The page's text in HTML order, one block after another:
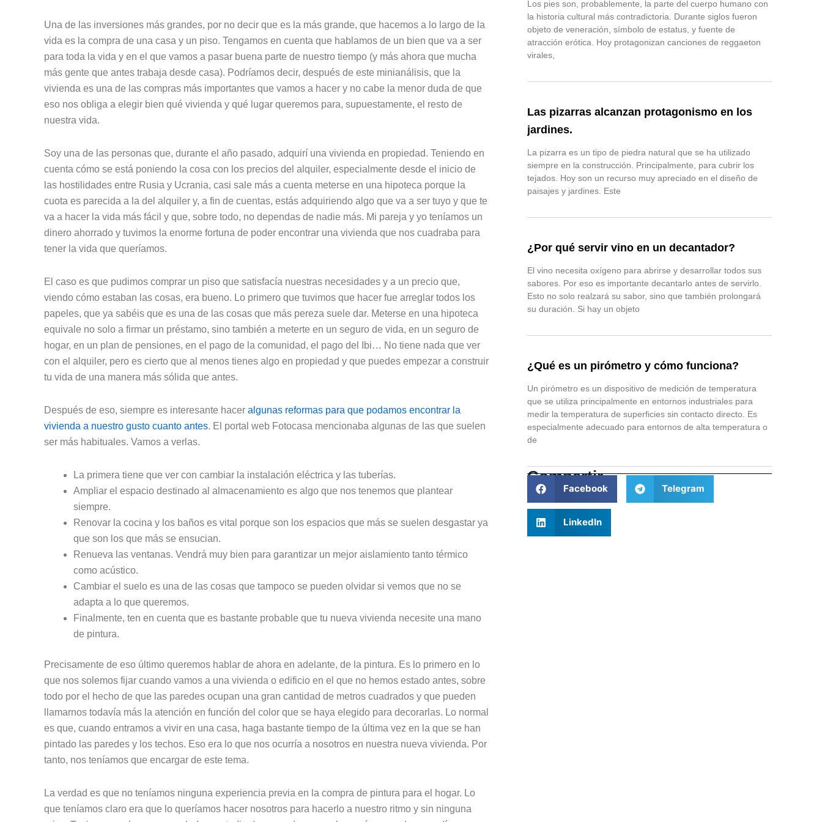
Una de las inversiones más grandes, por no decir que es la más grande, que hacemos a lo largo de la
vida es la compra de una casa y un piso. Tengamos en cuenta que hablamos de un bien que va a ser
para toda la vida y en el que vamos a pasar buena parte de nuestro tiempo (y más ahora que mucha
más gente que antes trabaja desde casa). Podríamos decir, después de este minianálisis, que la
vivienda es una de las compras más importantes que vamos a hacer y no cabe la menor duda de que
eso nos obliga a elegir bien qué vivienda y qué lugar queremos para, supuestamente, el resto de
nuestra vida.
Soy una de las personas que, durante el año pasado, adquirí una vivienda en propiedad. Teniendo en
cuenta cómo se está poniendo la cosa con los precios del alquiler, especialmente desde el inicio de
las hostilidades entre Rusia y Ucrania, casi sale más a cuenta meterse en una hipoteca porque la
cuota es parecida a la del alquiler y, a fin de cuentas, estás adquiriendo algo que va a ser tuyo y que te
va a hacer la vida más fácil y que, sobre todo, no dependas de nadie más. Mi pareja y yo teníamos un
dinero ahorrado y tuvimos la enorme fortuna de poder encontrar una vivienda que nos cuadraba para
tener la vida que queríamos.
El caso es que pudimos comprar un piso que satisfacía nuestras necesidades y a un precio que,
viendo cómo estaban las cosas, era bueno. Lo primero que tuvimos que hacer fue arreglar todos los
papeles, que ya sabéis que es una de las cosas que más pereza suele dar. Meterse en una hipoteca
equivale no solo a firmar un préstamo, sino también a meterte en un seguro de vida, en un seguro de
hogar, en un plan de pensiones, en el pago de la comunidad, el pago del Ibi… No tiene nada que ver
con el alquiler, pero es cierto que al menos tienes algo en propiedad y que puedes empezar a construir
tu vida de una manera más sólida que antes.
Después de eso, siempre es interesante hacer algunas reformas para que podamos encontrar la
vivienda a nuestro gusto cuanto antes. El portal web Fotocasa mencionaba algunas de las que suelen
ser más habituales. Vamos a verlas.
La primera tiene que ver con cambiar la instalación eléctrica y las tuberías.
Ampliar el espacio destinado al almacenamiento es algo que nos tenemos que plantear
siempre.
Renovar la cocina y los baños es vital porque son los espacios que más se suelen desgastar ya
que son los que más se ensucian.
Renueva las ventanas. Vendrá muy bien para garantizar un mejor aislamiento tanto térmico
como acústico.
Cambiar el suelo es una de las cosas que tampoco se pueden olvidar si vemos que no se
adapta a lo que queremos.
Finalmente, ten en cuenta que es bastante probable que tu nueva vivienda necesite una mano
de pintura.
Precisamente de eso último queremos hablar de ahora en adelante, de la pintura. Es lo primero en lo
que nos solemos fijar cuando vamos a una vivienda o edificio en el que no hemos estado antes, sobre
todo por el hecho de que las paredes ocupan una gran cantidad de metros cuadrados y que pueden
llamarnos todavía más la atención en función del color que se haya elegido para decorarlas. Lo normal
es que, cuando entramos a vivir en una casa, haga bastante tiempo de la última vez en la que se han
pintado las paredes y los techos. Eso era lo que nos ocurría a nosotros en nuestra nueva vivienda. Por
tanto, nos teníamos que encargar de este tema.
La verdad es que no teníamos ninguna experiencia previa en la compra de pintura para el hogar. Lo
que teníamos claro era que lo queríamos hacer nosotros para hacerlo a nuestro ritmo y sin ninguna
Los pies son, probablemente, la parte del cuerpo humano con
la historia cultural más contradictoria. Durante siglos fueron
objeto de veneración, símbolo de estatus, y fuente de
atracción erótica. Hoy protagonizan canciones de reggaeton
virales,
Las pizarras alcanzan protagonismo en los
jardines.
La pizarra es un tipo de piedra natural que se ha utilizado
siempre en la construcción. Principalmente, para cubrir los
tejados. Hoy son un recurso muy apreciado en el diseño de
paisajes y jardines. Este
¿Por qué servir vino en un decantador?
El vino necesita oxígeno para abrirse y desarrollar todos sus
sabores. Por eso es importante decantarlo antes de servirlo.
Esto no solo realzará su sabor, sino que también prolongará
su duración. Si hay un objeto
¿Qué es un pirómetro y cómo funciona?
Un pirómetro es un dispositivo de medición de temperatura
que se utiliza principalmente en entornos industriales para
medir la temperatura de superficies sin contacto directo. Es
especialmente adecuado para entornos de alta temperatura o
de
Compartir
Facebook Telegram
LinkedIn